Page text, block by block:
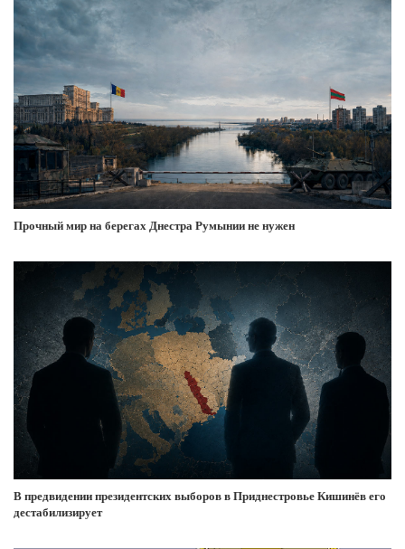
Прочный мир на берегах Днестра Румынии не нужен
В предвидении президентских выборов в Приднестровье Кишинёв его
дестабилизирует